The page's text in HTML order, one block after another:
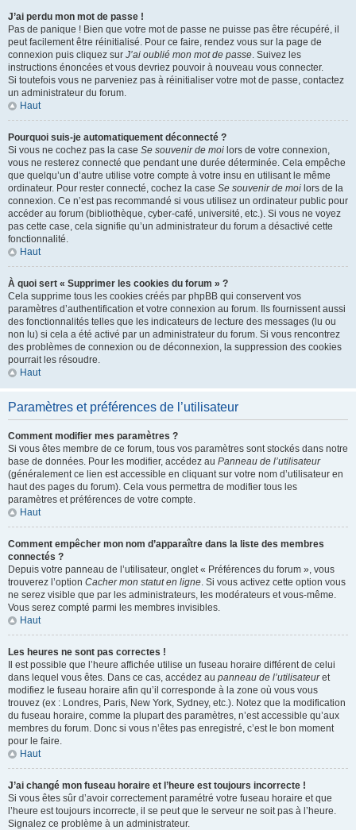
J’ai perdu mon mot de passe !
Pas de panique ! Bien que votre mot de passe ne puisse pas être récupéré, il
peut facilement être réinitialisé. Pour ce faire, rendez vous sur la page de
connexion puis cliquez sur J’ai oublié mon mot de passe. Suivez les
instructions énoncées et vous devriez pouvoir à nouveau vous connecter.
Si toutefois vous ne parveniez pas à réinitialiser votre mot de passe, contactez
un administrateur du forum.
Haut
Pourquoi suis-je automatiquement déconnecté ?
Si vous ne cochez pas la case Se souvenir de moi lors de votre connexion,
vous ne resterez connecté que pendant une durée déterminée. Cela empêche
que quelqu’un d’autre utilise votre compte à votre insu en utilisant le même
ordinateur. Pour rester connecté, cochez la case Se souvenir de moi lors de la
connexion. Ce n’est pas recommandé si vous utilisez un ordinateur public pour
accéder au forum (bibliothèque, cyber-café, université, etc.). Si vous ne voyez
pas cette case, cela signifie qu’un administrateur du forum a désactivé cette
fonctionnalité.
Haut
À quoi sert « Supprimer les cookies du forum » ?
Cela supprime tous les cookies créés par phpBB qui conservent vos
paramètres d’authentification et votre connexion au forum. Ils fournissent aussi
des fonctionnalités telles que les indicateurs de lecture des messages (lu ou
non lu) si cela a été activé par un administrateur du forum. Si vous rencontrez
des problèmes de connexion ou de déconnexion, la suppression des cookies
pourrait les résoudre.
Haut
Paramètres et préférences de l’utilisateur
Comment modifier mes paramètres ?
Si vous êtes membre de ce forum, tous vos paramètres sont stockés dans notre
base de données. Pour les modifier, accédez au Panneau de l’utilisateur
(généralement ce lien est accessible en cliquant sur votre nom d’utilisateur en
haut des pages du forum). Cela vous permettra de modifier tous les
paramètres et préférences de votre compte.
Haut
Comment empêcher mon nom d’apparaître dans la liste des membres
connectés ?
Depuis votre panneau de l’utilisateur, onglet « Préférences du forum », vous
trouverez l’option Cacher mon statut en ligne. Si vous activez cette option vous
ne serez visible que par les administrateurs, les modérateurs et vous-même.
Vous serez compté parmi les membres invisibles.
Haut
Les heures ne sont pas correctes !
Il est possible que l’heure affichée utilise un fuseau horaire différent de celui
dans lequel vous êtes. Dans ce cas, accédez au panneau de l’utilisateuret
modifiez le fuseau horaire afin qu’il corresponde à la zone où vous vous
trouvez (ex : Londres, Paris, New York, Sydney, etc.). Notez que la modification
du fuseau horaire, comme la plupart des paramètres, n’est accessible qu’aux
membres du forum. Donc si vous n’êtes pas enregistré, c’est le bon moment
pour le faire.
Haut
J’ai changé mon fuseau horaire et l’heure est toujours incorrecte !
Si vous êtes sûr d’avoir correctement paramétré votre fuseau horaire et que
l’heure est toujours incorrecte, il se peut que le serveur ne soit pas à l’heure.
Signalez ce problème à un administrateur.